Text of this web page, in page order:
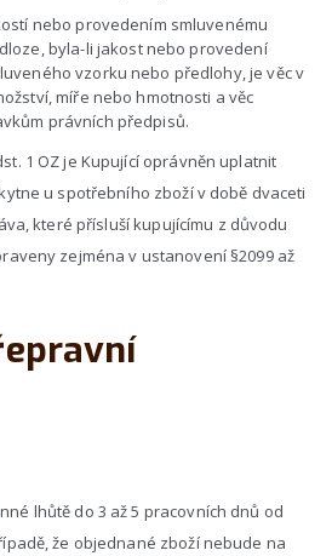
nebo provedením smluvenému
byla-li jakost nebo provedení
vzorku nebo předlohy, je věc v
míře nebo hmotnosti a věc
právních předpisů.
1 OZ je Kupující oprávněn uplatnit
u spotřebního zboží v době dvaceti
které přísluší kupujícímu z důvodu
zejména v ustanovení §2099 až
lhůtě do 3 až 5 pracovních dnů od
že objednané zboží nebude na